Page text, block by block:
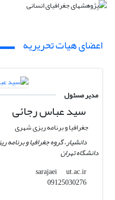
اعضای هیات تحریریه
مدیر مسئول
سید عباس رجائی
جغرافیا و برنامه ریزی شهری
دانشیار، گروه جغرافیا و
دانشگاه تهران
sarajaei
ut.ac.ir
09125030276